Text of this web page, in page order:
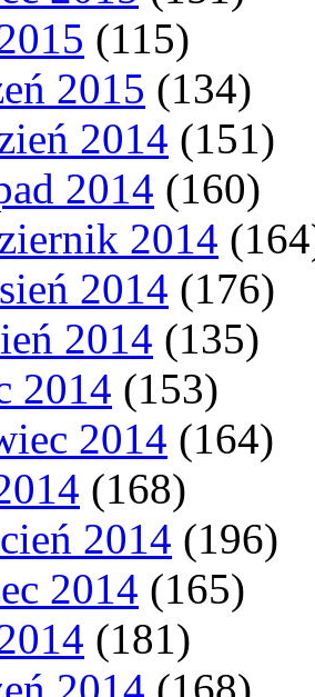
(115)
2015 (134)
2014 (151)
2014 (160)
2014
2014 (176)
2014 (135)
2014 (153)
2014 (164)
(168)
2014 (196)
2014 (165)
(181)